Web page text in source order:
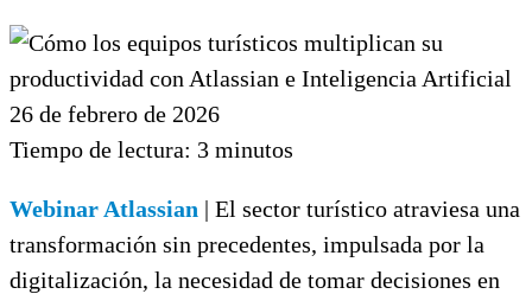
26 de febrero de 2026
Tiempo de lectura: 3 minutos
Webinar Atlassian | El sector turístico atraviesa una
transformación sin precedentes, impulsada por la
digitalización, la necesidad de tomar decisiones en